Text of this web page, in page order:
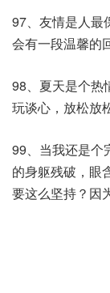
97、友情是人最
会有一段温馨的
98、夏天是个热
玩谈心，放松放
99、当我还是个
的身躯残破，眼
要这么坚持？因